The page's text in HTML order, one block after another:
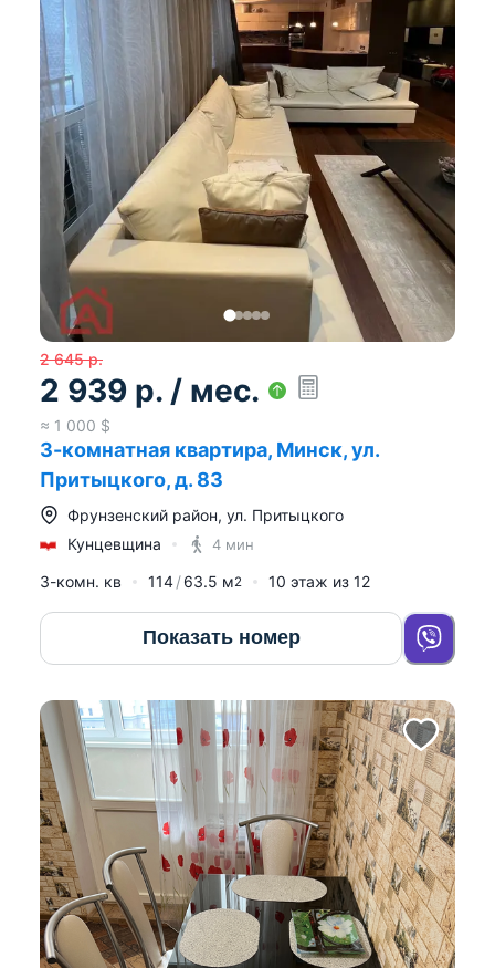
2 645 р.
2 939 р. / мес.
≈ 1 000 $
3-комнатная квартира, Минск, ул.
Притыцкого, д. 83
Фрунзенский район, ул. Притыцкого
Кунцевщина
4 мин
3-комн. кв 114 63.5 м2 10 этаж из 12
Показать номер